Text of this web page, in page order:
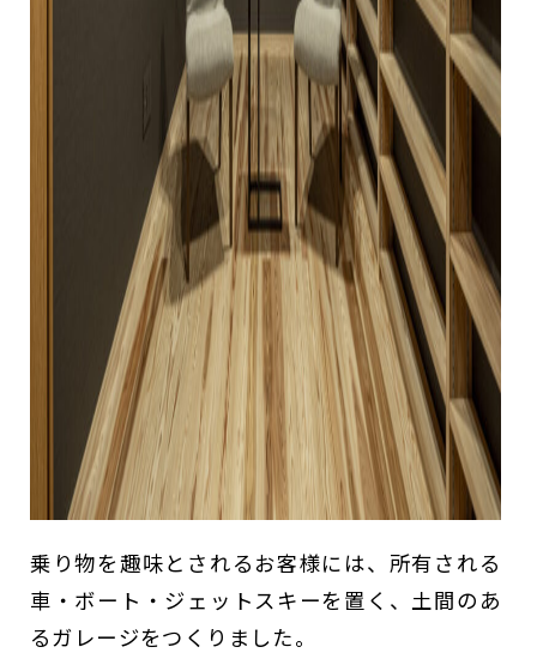
乗り物を趣味とされるお客様には、所有される
車・ボート・ジェットスキーを置く、土間のあ
るガレージをつくりました。